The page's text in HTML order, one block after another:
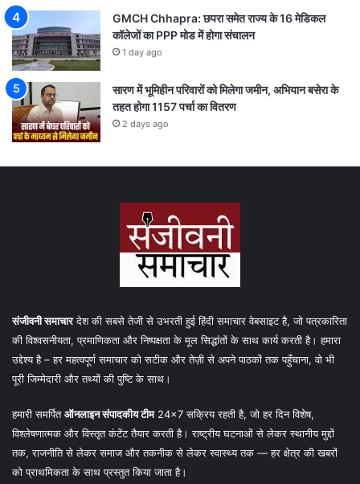
GMCH Chhapra: छपरा समेत राज्य के 16 मेडिकल
कॉलेजों का PPP मोड में होगा संचालन
1 day ago
सारण में भूमिहीन परिवारों को मिलेगा जमीन, अभियान बसेरा के
तहत होगा 1157 पर्चा का वितरण
2 days ago
संजीवनी समाचारदेश की सबसे तेजी से उभरती हुई हिंदी समाचार वेबसाइट है, जो पत्रकारिता
की विश्वसनीयता, प्रमाणिकता और निष्पक्षता के मूल सिद्धांतों के साथ कार्य करती है। हमारा
उद्देश्य है – हर महत्वपूर्ण समाचार को सटीक और तेज़ी से अपने पाठकों तक पहुँचाना, वो भी
पूरी जिम्मेदारी और तथ्यों की पुष्टि के साथ।
हमारी समर्पितऑनलाइन संपादकीय टीम24×7 सक्रिय रहती है, जो हर दिन विशेष,
विश्लेषणात्मक और विस्तृत कंटेंट तैयार करती है। राष्ट्रीय घटनाओं से लेकर स्थानीय मुद्दों
तक, राजनीति से लेकर समाज और तकनीक से लेकर स्वास्थ्य तक — हर क्षेत्र की खबरों
को प्राथमिकता के साथ प्रस्तुत किया जाता है।